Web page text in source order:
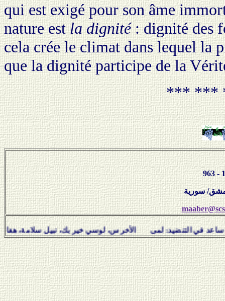
qui est exigé pour son âme
nature estla dignité: dignité des
cela crée le climat dans lequel la
que la dignité participe de la
*** ***
الأخرس، لوسي خير بك، نبيل سلامة، هفال يوسف وديمة عبّود